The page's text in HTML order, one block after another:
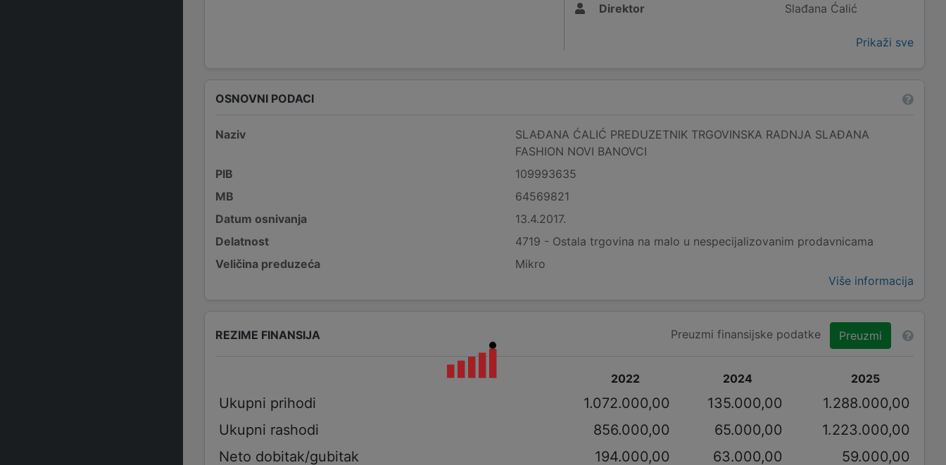
Direktor
Slađana Ćalić
Prikaži sve
OSNOVNI PODACI
Naziv
SLAĐANA ĆALIĆ PREDUZETNIK TRGOVINSKA RADNJA SLAĐANA
FASHION NOVI BANOVCI
PIB
109993635
MB
64569821
Datum osnivanja
13.4.2017.
Delatnost
4719 - Ostala trgovina na malo u nespecijalizovanim prodavnicama
Veličina preduzeća
Mikro
Više informacija
REZIME FINANSIJA Preuzmi finansijske podatke Preuzmi
2022 2024 2025
Ukupni prihodi 1.072.000,00 135.000,00
1.288.000,00
Ukupni rashodi
856.000,00 65.000,00
1.223.000,00
Neto dobitak/gubitak
194.000,00 63.000,00
59.000,00